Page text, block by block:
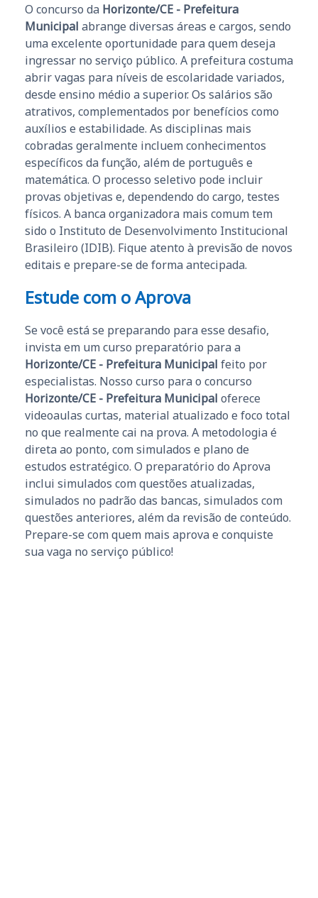
O concurso da Horizonte/CE - Prefeitura
Municipal abrange diversas áreas e cargos, sendo
uma excelente oportunidade para quem deseja
ingressar no serviço público. A prefeitura costuma
abrir vagas para níveis de escolaridade variados,
desde ensino médio a superior. Os salários são
atrativos, complementados por benefícios como
auxílios e estabilidade. As disciplinas mais
cobradas geralmente incluem conhecimentos
específicos da função, além de português e
matemática. O processo seletivo pode incluir
provas objetivas e, dependendo do cargo, testes
físicos. A banca organizadora mais comum tem
sido o Instituto de Desenvolvimento Institucional
Brasileiro (IDIB). Fique atento à previsão de novos
editais e prepare-se de forma antecipada.
Estude com o Aprova
Se você está se preparando para esse desafio,
invista em um curso preparatório para a
Horizonte/CE - Prefeitura Municipal feito por
especialistas. Nosso curso para o concurso
Horizonte/CE - Prefeitura Municipal oferece
videoaulas curtas, material atualizado e foco total
no que realmente cai na prova. A metodologia é
direta ao ponto, com simulados e plano de
estudos estratégico. O preparatório do Aprova
inclui simulados com questões atualizadas,
simulados no padrão das bancas, simulados com
questões anteriores, além da revisão de conteúdo.
Prepare-se com quem mais aprova e conquiste
sua vaga no serviço público!